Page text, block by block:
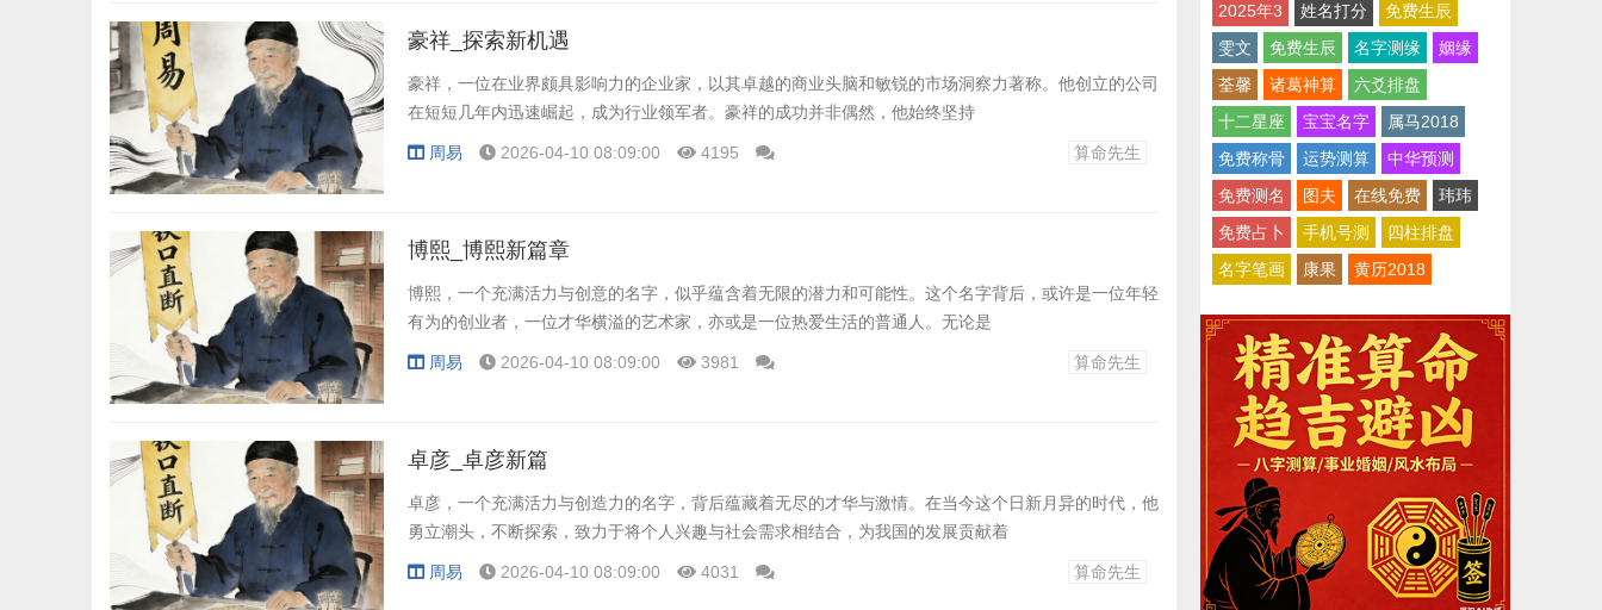
豪祥_探索新机遇
豪祥，一位在业界颇具影响力的企业家，以其卓越的商业头脑和敏锐的市场洞察力著称。他创立的公司
在短短几年内迅速崛起，成为行业领军者。豪祥的成功并非偶然，他始终坚持
周易 2026-04-10 08:09:00 4195 算命先生
博熙_博熙新篇章
博熙，一个充满活力与创意的名字，似乎蕴含着无限的潜力和可能性。这个名字背后，或许是一位年轻
有为的创业者，一位才华横溢的艺术家，亦或是一位热爱生活的普通人。无论是
周易 2026-04-10 08:09:00 3981 算命先生
卓彦_卓彦新篇
卓彦，一个充满活力与创造力的名字，背后蕴藏着无尽的才华与激情。在当今这个日新月异的时代，他
勇立潮头，不断探索，致力于将个人兴趣与社会需求相结合，为我国的发展贡献着
周易 2026-04-10 08:09:00 4031 算命先生
2025年3
姓名打分
免费生辰
雯文
免费生辰 名字测缘
姻缘
荃馨
诸葛神算
六爻排盘
十二星座
宝宝名字
属马2018
免费称骨
运势测算
中华预测
免费测名
图夫 在线免费
玮玮
免费占卜
手机号测
四柱排盘
名字笔画
康果 黄历2018